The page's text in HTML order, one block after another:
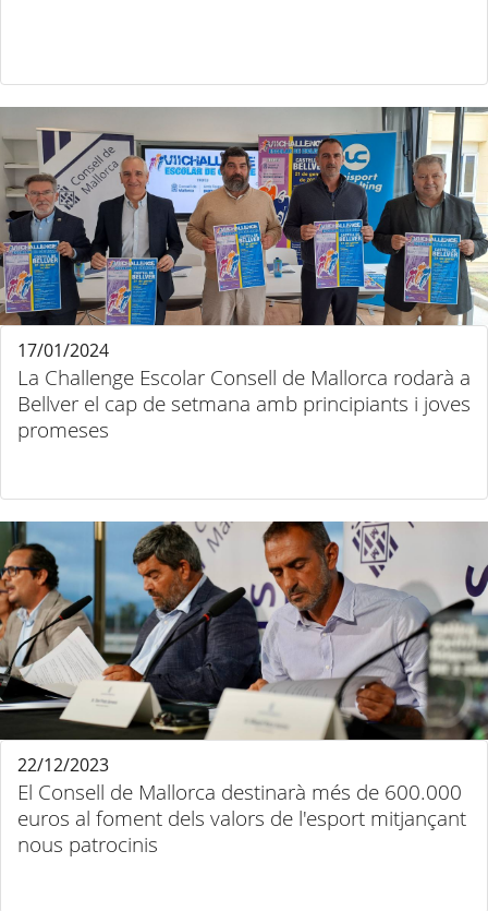
La Challenge Escolar Consell de Mallorca rodarà a
Bellver el cap de setmana amb principiants i joves
promeses
17/01/2024
El Consell de Mallorca destinarà més de 600.000
euros al foment dels valors de l'esport mitjançant
nous patrocinis
22/12/2023